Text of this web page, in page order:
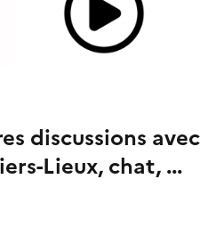
discussions avec
Lieux, chat, ...